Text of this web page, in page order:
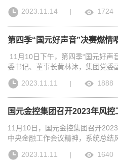
展座谈会在蚌埠市委召开，蚌埠市
董事长黄林沐出席并讲话，集团党
委、秘书长、政法委书记郭家满，
宗文，集团领导魏李翔、沈和付等
直以来支持蚌埠经济社会发展表示
政府明确支持打造的淮河生态经
蚌埠正锚定“七个强市”建设目标，
产业集群，扎实推进城市“以淮河
岸提质、北岸扩容”，加快打造“三
蚌埠，发展潜力巨大。蚌埠的高质
融支撑。国元金控集团是多层次、
股集团，与蚌埠发展方向高度契合
步整合资源、创新模式、密切对接
基金招商、城市建设、乡村振兴等
作，更好助力推动皖北“两个加快”
力支持国元金控集团面向皖北发展
2023.11.14 1724
第四季“国元好声音”决赛燃情
11月10日下午，第四季“国元好声
委书记、董事长黄林沐，集团党委
革、朱秀玉出席比赛。黄林沐、朱
比赛邀请省委宣传部、安徽艺术职
委。比赛现场，荧光闪烁，喝彩不
的18组选手逐一登场，倾情演唱《
头》《新征程》《走进新时代》《
我的祖国》等耳熟能详的歌曲，民
交织，各类“好声音”彼此唱响，选
热情动感，为观众带来了一场酣畅
被渲染成一片歌声的海洋。比赛尾
2023.11.11 | 1888
国元金控集团召开2023年风控
11月10日，国元金控集团召开
中央金融工作会议精神，系统总结
风控工作重点任务。集团党委委员
席会议并讲话。集团风控合规部负
2023.11.11 1640